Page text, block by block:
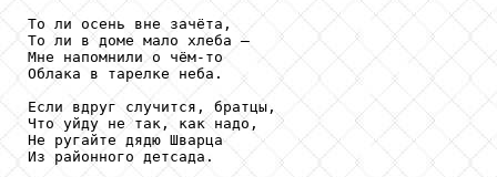
То ли осень вне зачёта,
То ли в доме мало хлеба –
Мне напомнили о чём-то
Облака в тарелке неба.
Если вдруг случится, братцы,
Что уйду не так, как надо,
Не ругайте дядю Шварца
Из районного детсада.